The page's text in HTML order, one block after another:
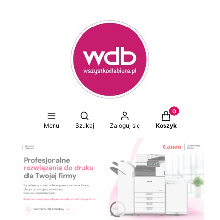
Menu
Otwórz wyszukiwarkę
Szukaj Zaloguj się
Produkty w
Koszyk